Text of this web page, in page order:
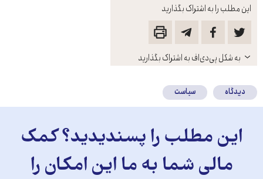
این مطلب را به اشتراک بگذارید
باز
کنید
به شکل پی‌دی‌اف به اشتراک بگذارید
دیدگاه سیاست
این مطلب را پسندیدید؟ کمک
مالی شما به ما این امکان را